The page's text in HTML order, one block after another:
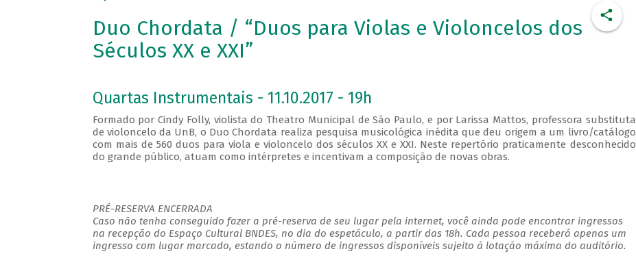
Duo Chordata / “Duos para Violas e Violoncelos dos
Séculos XX e XXI”
Quartas Instrumentais - 11.10.2017 - 19h
Formado por Cindy Folly, violista do Theatro Municipal de São Paulo, e por Larissa Mattos, professora substituta
de violoncelo da UnB, o Duo Chordata realiza pesquisa musicológica inédita que deu origem a um livro/catálogo
com mais de 560 duos para viola e violoncelo dos séculos XX e XXI. Neste repertório praticamente desconhecido
do grande público, atuam como intérpretes e incentivam a composição de novas obras.
PRÉ-RESERVA ENCERRADA
Caso não tenha conseguido fazer a pré-reserva de seu lugar pela internet, você ainda pode encontrar ingressos
na recepção do Espaço Cultural BNDES, no dia do espetáculo, a partir das 18h. Cada pessoa receberá apenas um
ingresso com lugar marcado, estando o número de ingressos disponíveis sujeito à lotação máxima do auditório.